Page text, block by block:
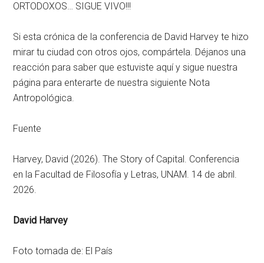
ORTODOXOS… SIGUE VIVO!!!
Si esta crónica de la conferencia de David Harvey te hizo
mirar tu ciudad con otros ojos, compártela. Déjanos una
reacción para saber que estuviste aquí y sigue nuestra
página para enterarte de nuestra siguiente Nota
Antropológica.
Fuente
Harvey, David (2026). The Story of Capital. Conferencia
en la Facultad de Filosofía y Letras, UNAM. 14 de abril.
2026.
David Harvey
Foto tomada de: El País